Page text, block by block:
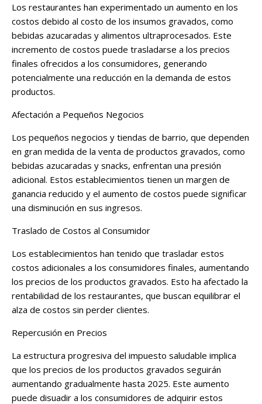
Los restaurantes han experimentado un aumento en los
costos debido al costo de los insumos gravados, como
bebidas azucaradas y alimentos ultraprocesados. Este
incremento de costos puede trasladarse a los precios
finales ofrecidos a los consumidores, generando
potencialmente una reducción en la demanda de estos
productos.
Afectación a Pequeños Negocios
Los pequeños negocios y tiendas de barrio, que dependen
en gran medida de la venta de productos gravados, como
bebidas azucaradas y snacks, enfrentan una presión
adicional. Estos establecimientos tienen un margen de
ganancia reducido y el aumento de costos puede significar
una disminución en sus ingresos​.
Traslado de Costos al Consumidor
Los establecimientos han tenido que trasladar estos
costos adicionales a los consumidores finales, aumentando
los precios de los productos gravados. Esto ha afectado la
rentabilidad de los restaurantes, que buscan equilibrar el
alza de costos sin perder clientes.
Repercusión en Precios
La estructura progresiva del impuesto saludable implica
que los precios de los productos gravados seguirán
aumentando gradualmente hasta 2025. Este aumento
puede disuadir a los consumidores de adquirir estos